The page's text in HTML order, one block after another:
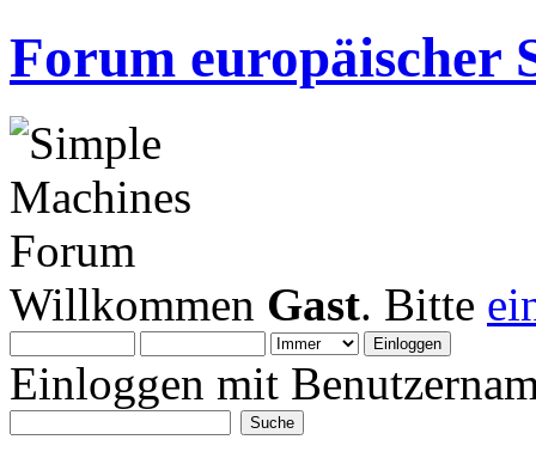
Forum europäischer
Willkommen Gast. Bitte
Einloggen mit